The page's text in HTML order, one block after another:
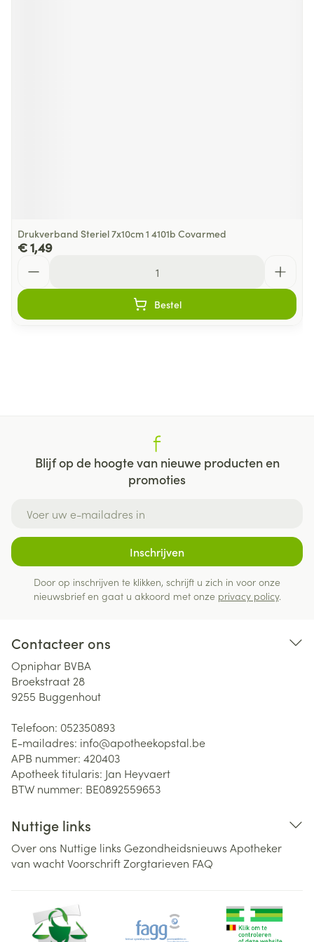
Drukverband Steriel 7x10cm 1 4101b Covarmed
€ 1,49
Bestel
Blijf op de hoogte van nieuwe producten en
promoties
Inschrijven
Door op inschrijven te klikken, schrijft u zich in voor onze
nieuwsbrief en gaat u akkoord met onze privacy policy.
Contacteer ons
Opniphar BVBA
Broekstraat 28
9255 Buggenhout
Telefoon: 052350893
E-mailadres: info@apotheekopstal.be
APB nummer: 420403
Apotheek titularis: Jan Heyvaert
BTW nummer: BE0892559653
Nuttige links
Over ons Nuttige links Gezondheidsnieuws Apotheker
van wachtVoorschriftZorgtarieven FAQ